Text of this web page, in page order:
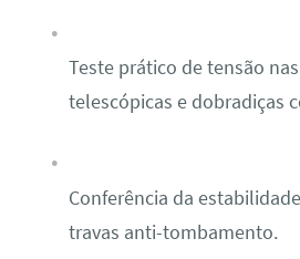
Teste prático de tensão
telescópicas e dobradiças
Conferência da
travas anti-tombamento.